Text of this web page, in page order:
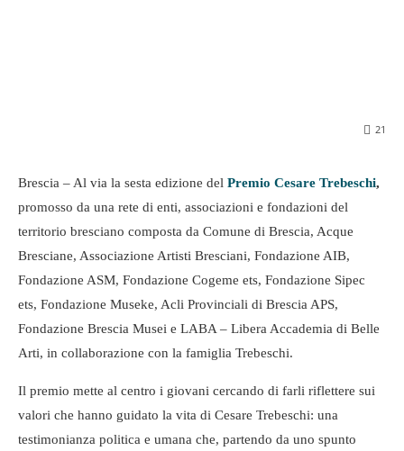
21
Brescia – Al via la sesta edizione del Premio Cesare Trebeschi,
promosso da una rete di enti, associazioni e fondazioni del
territorio bresciano composta da Comune di Brescia, Acque
Bresciane, Associazione Artisti Bresciani, Fondazione AIB,
Fondazione ASM, Fondazione Cogeme ets, Fondazione Sipec
ets, Fondazione Museke, Acli Provinciali di Brescia APS,
Fondazione Brescia Musei e LABA – Libera Accademia di Belle
Arti, in collaborazione con la famiglia Trebeschi.
Il premio mette al centro i giovani cercando di farli riflettere sui
valori che hanno guidato la vita di Cesare Trebeschi: una
testimonianza politica e umana che, partendo da uno spunto